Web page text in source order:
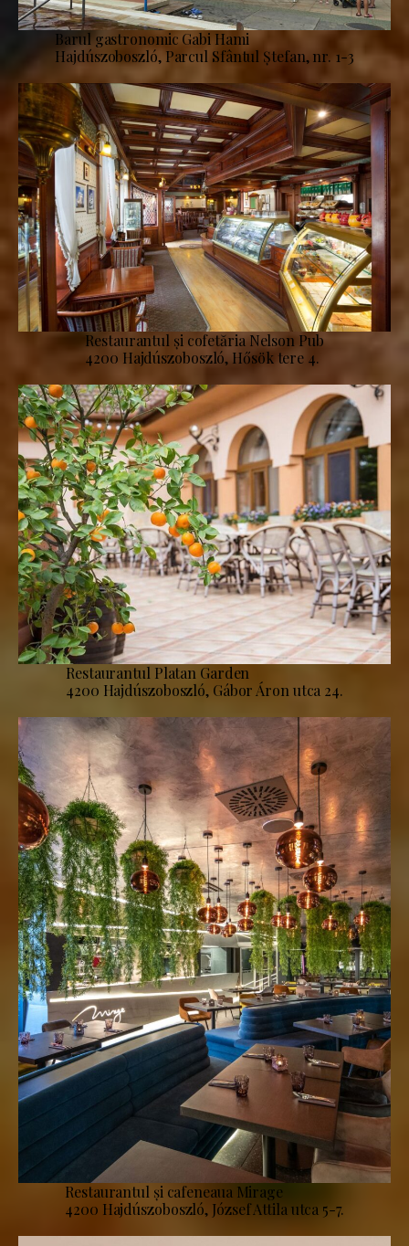
Barul gastronomic Gabi Hami
Hajdúszoboszló, Parcul Sfântul Ștefan, nr. 1-3
Restaurantul și cofetăria Nelson Pub
4200 Hajdúszoboszló, Hősök tere 4.
Restaurantul Platan Garden
4200 Hajdúszoboszló, Gábor Áron utca 24.
Restaurantul și cafeneaua Mirage
4200 Hajdúszoboszló, József Attila utca 5-7.